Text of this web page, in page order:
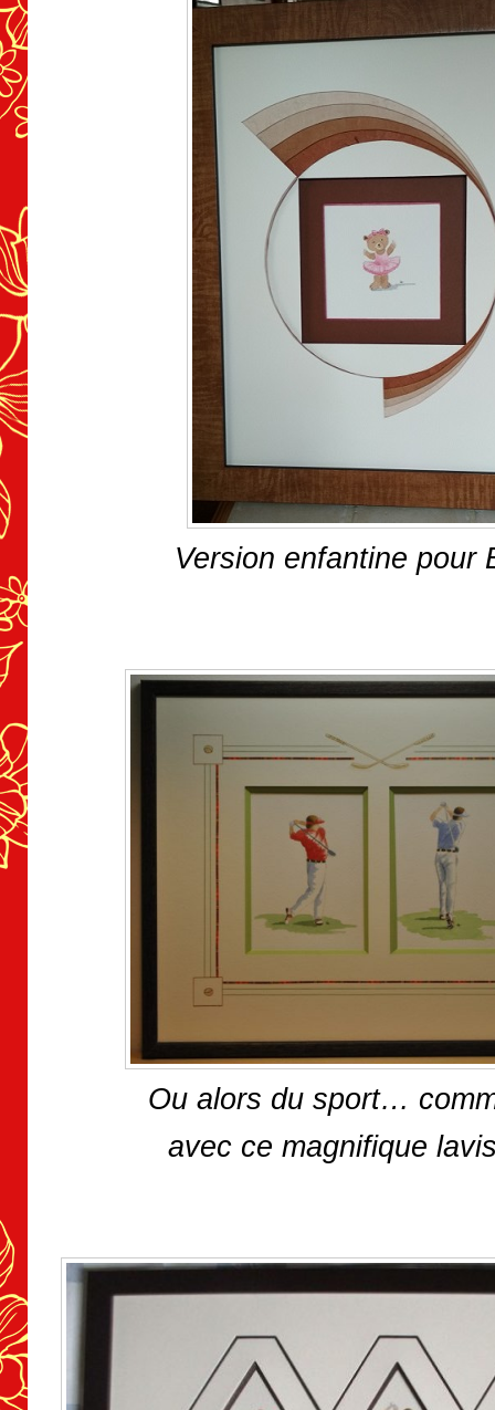
Version enfantine pour
Ou alors du sport…
avec ce magnifique